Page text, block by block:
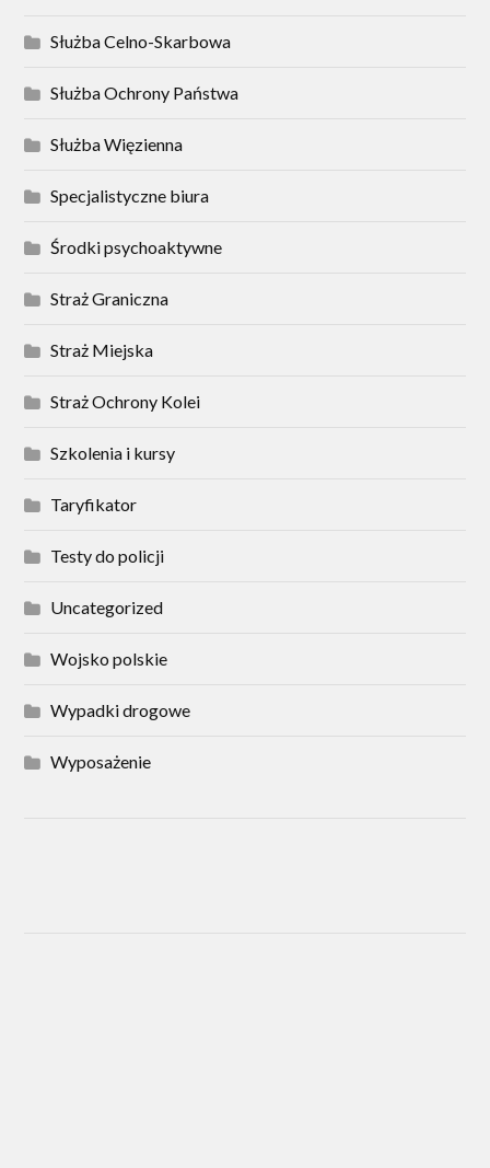
Służba Celno-Skarbowa
Służba Ochrony Państwa
Służba Więzienna
Specjalistyczne biura
Środki psychoaktywne
Straż Graniczna
Straż Miejska
Straż Ochrony Kolei
Szkolenia i kursy
Taryfikator
Testy do policji
Uncategorized
Wojsko polskie
Wypadki drogowe
Wyposażenie